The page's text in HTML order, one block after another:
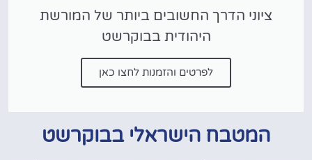
ציוני הדרך החשובים ביותר של המורשת
היהודית בבוקרשט
לפרטים והזמנות לחצו כאן
המטבח הישראלי בבוקרשט